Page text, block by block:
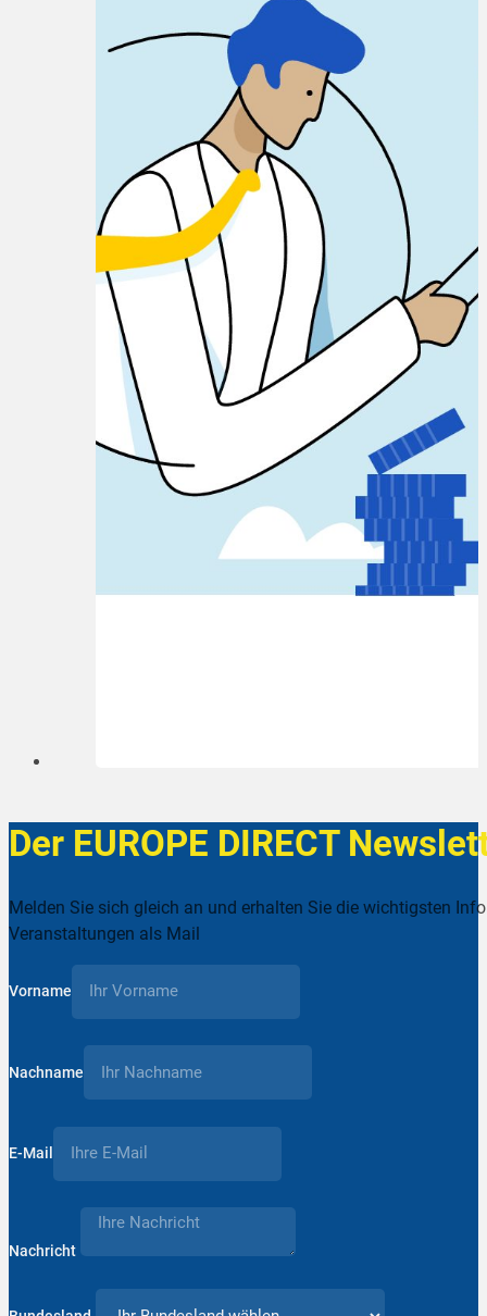
Der EUROPE DIRECT
Melden Sie sich gleich an und erhalten Sie die wichtigsten
Veranstaltungen als Mail
Vorname
Nachname
E-Mail
Nachricht